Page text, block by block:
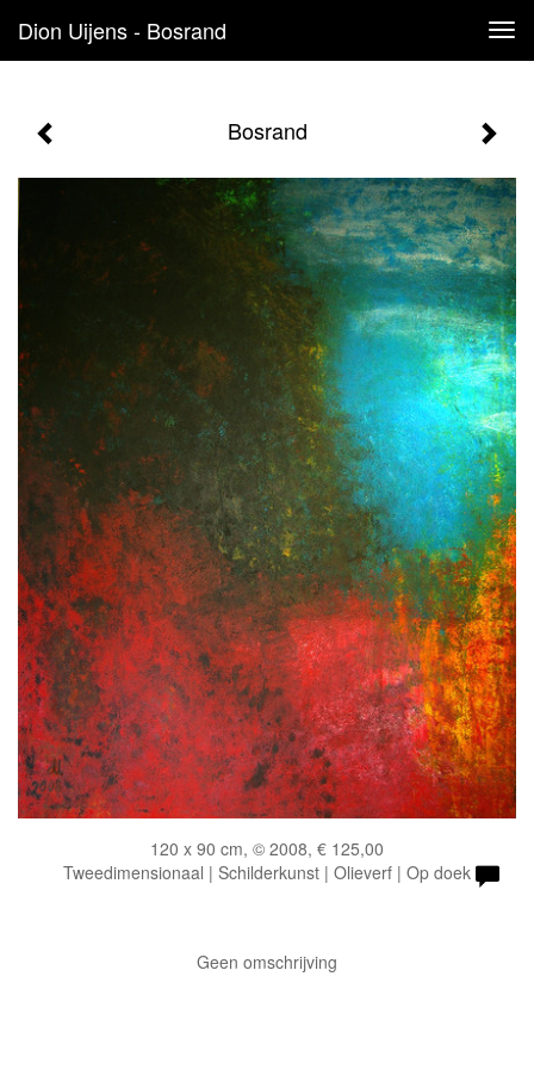
Dion Uijens - Bosrand
Bosrand
120 x 90 cm, © 2008, € 125,00
Tweedimensionaal | Schilderkunst | Olieverf | Op doek
Geen omschrijving